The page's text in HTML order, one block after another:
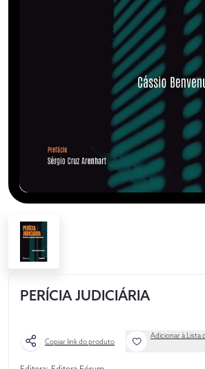
PERÍCIA JUDICIÁRIA
Copiar link do produto
Adicionar à Lista